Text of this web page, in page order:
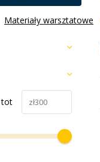
Materiały warsztatowe
tot